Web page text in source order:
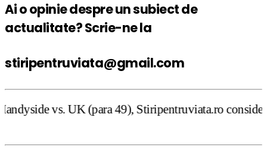
Ai o opinie despre un subiect de
actualitate? Scrie-ne la
stiripentruviata@gmail.com
49), Stiripentruviata.ro consideră că